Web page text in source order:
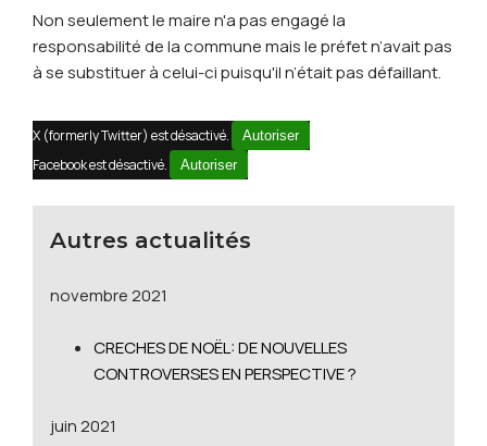
Non seulement le maire n'a pas engagé la
responsabilité de la commune mais le préfet n’avait pas
à se substituer à celui-ci puisqu'il n’était pas défaillant.
X (formerly Twitter) est désactivé. Autoriser
Facebook est désactivé. Autoriser
Autres actualités
novembre 2021
CRECHES DE NOËL: DE NOUVELLES
CONTROVERSES EN PERSPECTIVE ?
juin 2021